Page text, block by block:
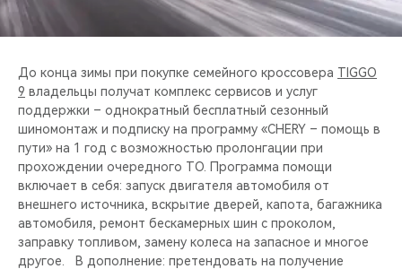
До конца зимы при покупке семейного кроссовера TIGGO
9 владельцы получат комплекс сервисов и услуг
поддержки – однократный бесплатный сезонный
шиномонтаж и подписку на программу «CHERY – помощь в
пути» на 1 год с возможностью пролонгации при
прохождении очередного ТО. Программа помощи
включает в себя: запуск двигателя автомобиля от
внешнего источника, вскрытие дверей, капота, багажника
автомобиля, ремонт бескамерных шин с проколом,
заправку топливом, замену колеса на запасное и многое
другое. В дополнение: претендовать на получение